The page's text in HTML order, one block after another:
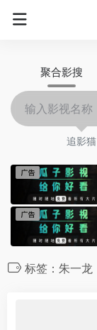
聚合影搜
追影猫
标签：朱一龙